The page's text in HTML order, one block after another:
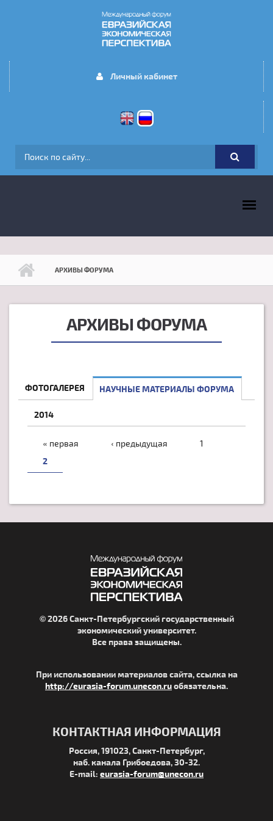
Личный кабинет
ФОРМА ПОИСКА
АРХИВЫ ФОРУМА
АРХИВЫ ФОРУМА
ФОТОГАЛЕРЕЯ НАУЧНЫЕ МАТЕРИАЛЫ ФОРУМА
2014
СТРАНИЦЫ
« первая ‹ предыдущая
1
2
© 2026 Санкт-Петербургский государственный
экономический университет.
Все права защищены.
При использовании материалов сайта, ссылка на
http://eurasia-forum.unecon.ruобязательна.
КОНТАКТНАЯ ИНФОРМАЦИЯ
Россия, 191023, Санкт-Петербург,
наб. канала Грибоедова, 30-32.
E-mail: eurasia-forum@unecon.ru